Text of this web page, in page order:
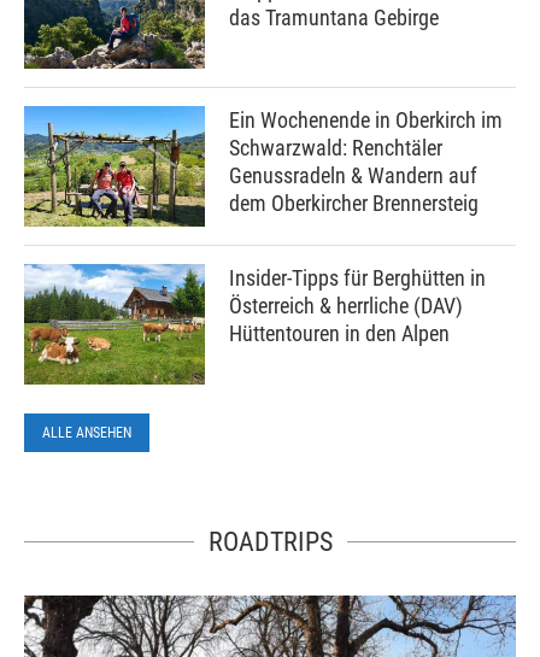
das Tramuntana Gebirge
Ein Wochenende in Oberkirch im
Schwarzwald: Renchtäler
Genussradeln & Wandern auf
dem Oberkircher Brennersteig
Insider-Tipps für Berghütten in
Österreich & herrliche (DAV)
Hüttentouren in den Alpen
ALLE ANSEHEN
ROADTRIPS